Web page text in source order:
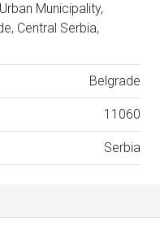
Municipality,
Central Serbia,
Belgrade
11060
Serbia